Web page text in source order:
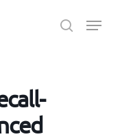
search
Menu